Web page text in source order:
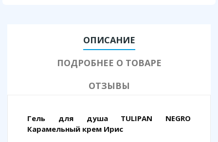
ОПИСАНИЕ
ПОДРОБНЕЕ О ТОВАРЕ
ОТЗЫВЫ
Гель для душа TULIPAN NEGRO
Карамельный крем Ирис